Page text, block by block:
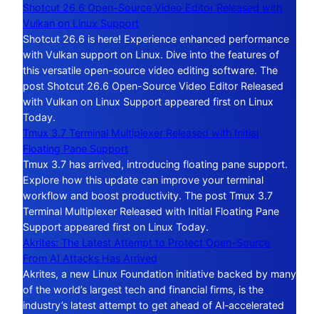
Shotcut 26.6 Open-Source Video Editor Released with
Vulkan on Linux Support
Shotcut 26.6 is here! Experience enhanced performance
with Vulkan support on Linux. Dive into the features of
this versatile open-source video editing software. The
post Shotcut 26.6 Open-Source Video Editor Released
with Vulkan on Linux Support appeared first on Linux
Today.
Tmux 3.7 Terminal Multiplexer Released with Initial
Floating Pane Support
Tmux 3.7 has arrived, introducing floating pane support.
Explore how this update can improve your terminal
workflow and boost productivity. The post Tmux 3.7
Terminal Multiplexer Released with Initial Floating Pane
Support appeared first on Linux Today.
Akrites: The Latest Attempt to Protect Open-Source
From AI Attacks Has Arrived
Akrites, a new Linux Foundation initiative backed by many
of the world’s largest tech and financial firms, is the
industry’s latest attempt to get ahead of AI‑accelerated